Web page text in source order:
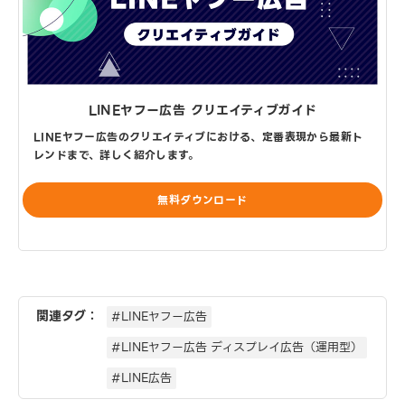
LINEヤフー広告 クリエイティブガイド
LINEヤフー広告のクリエイティブにおける、定番表現から最新ト
レンドまで、詳しく紹介します。
無料ダウンロード
関連タグ：
#LINEヤフー広告
#LINEヤフー広告 ディスプレイ広告（運用型）
#LINE広告